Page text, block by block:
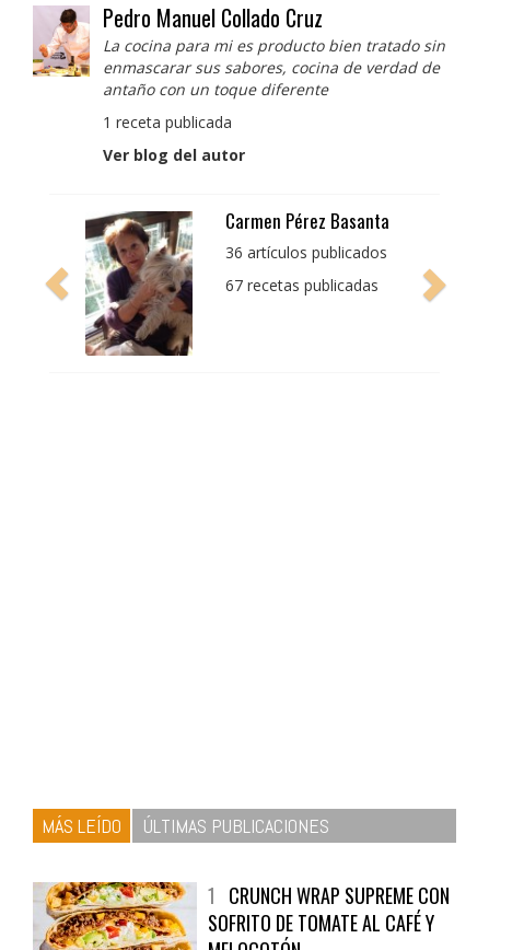
Pedro Manuel Collado Cruz
La cocina para mi es producto bien tratado sin
enmascarar sus sabores, cocina de verdad de
antaño con un toque diferente
1 receta publicada
Ver blog del autor
Pedro Manuel Collado
Cruz
producto bien tratado
MÁS LEÍDO ÚLTIMAS PUBLICACIONES